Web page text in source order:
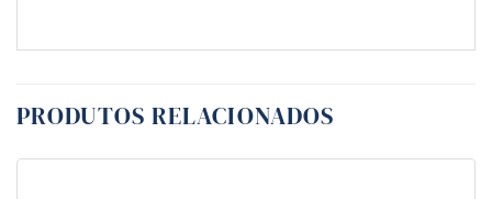
PRODUTOS RELACIONADOS